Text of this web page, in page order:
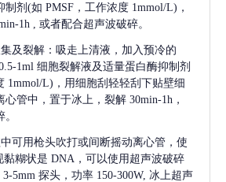
剂(如 PMSF，工作浓度 1mmol/L)，
1h , 或者配合超声波破碎。
及裂解：吸走上清液，加入预冷的
1ml 细胞裂解液及适量蛋白酶抑制剂
1mmol/L)，用细胞刮轻轻刮下贴壁细
管中，置于冰上，裂解 30min-1h，
可用枪头吹打或间断摇动离心管，使
黏糊状是 DNA，可以使用超声波破碎
5mm 探头，功率 150-300W, 冰上超声